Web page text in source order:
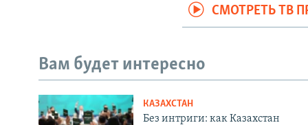
СМОТРЕТЬ ТВ
Вам будет интересно
КАЗАХСТАН
Без интриги: как Казахстан